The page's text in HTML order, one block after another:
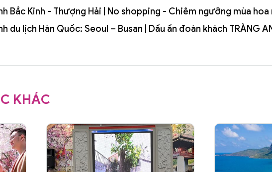
Bắc Kinh - Thượng Hải | No shopping - Chiêm ngưỡng mùa
du lịch Hàn Quốc: Seoul – Busan | Dấu ấn đoàn khách TRÀNG
KHÁC